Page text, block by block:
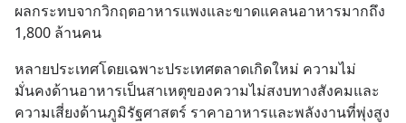
ผลกระทบจากวิกฤตอาหารแพงและขาดแคลนอาหารมากถึง
1,800 ล้านคน
หลายประเทศโดยเฉพาะประเทศตลาดเกิดใหม่ ความไม่
มั่นคงด้านอาหารเป็นสาเหตุของความไม่สงบทางสังคมและ
ความเสี่ยงด้านภูมิรัฐศาสตร์ ราคาอาหารและพลังงานที่พุ่งสูง